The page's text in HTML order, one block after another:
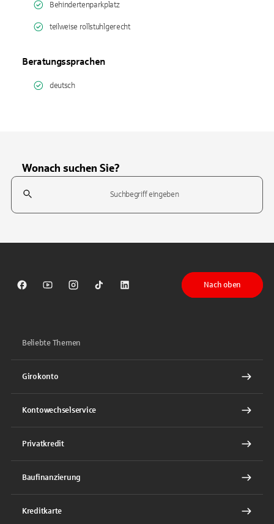
Behindertenparkplatz
teilweise rollstuhlgerecht
Beratungssprachen
deutsch
Wonach suchen Sie?
Suchfeld
Sparkasse auf Facebook
Sparkasse auf Youtube
Sparkasse auf Instagram
Sparkasse auf TikTok
Sparkasse auf LinkedIn
Nach oben
Beliebte Themen
Girokonto
Kontowechselservice
Privatkredit
Baufinanzierung
Kreditkarte